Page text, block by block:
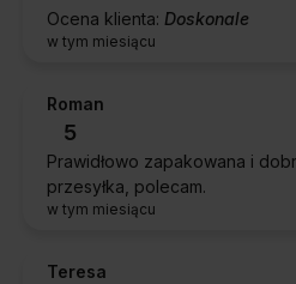
Ocena klienta: Doskonale
w tym miesiącu
Roman
5
Prawidłowo zapakowana i
przesyłka, polecam.
w tym miesiącu
Teresa